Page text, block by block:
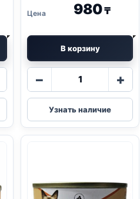
980₸
В корзину
−
Количество
Elite
ж/
б
паштет
желе
+
Узнать наличие